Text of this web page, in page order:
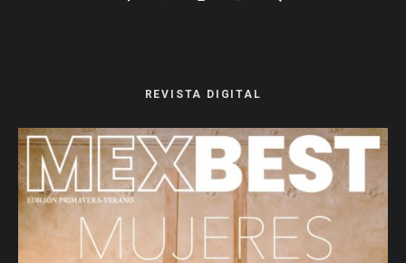
REVISTA DIGITAL